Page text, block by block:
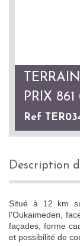
PRIX
Ref
description
Situé à 12 km
l'Oukaimeden,
façades, forme
et possibilité de